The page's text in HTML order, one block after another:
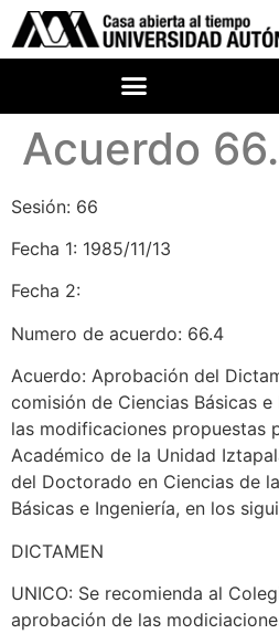
Acuerdo
Sesión: 66
Fecha 1: 1985/11/13
Fecha 2:
Numero de acuerdo: 66.4
Acuerdo: Aprobación del
comisión de Ciencias Básicas
las modificaciones propuestas
Académico de la Unidad
del Doctorado en Ciencias de
Básicas e Ingeniería, en los
DICTAMEN
UNICO: Se recomienda al
aprobación de las